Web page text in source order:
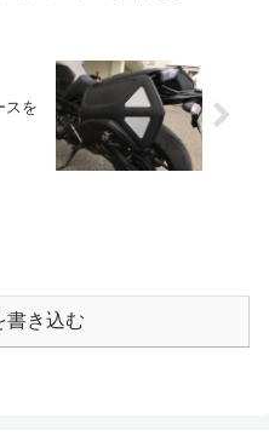
スを
書き込む